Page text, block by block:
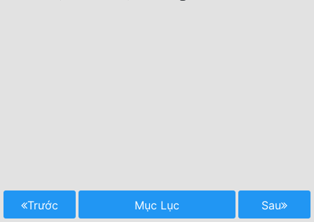
Trước Mục Lục Sau